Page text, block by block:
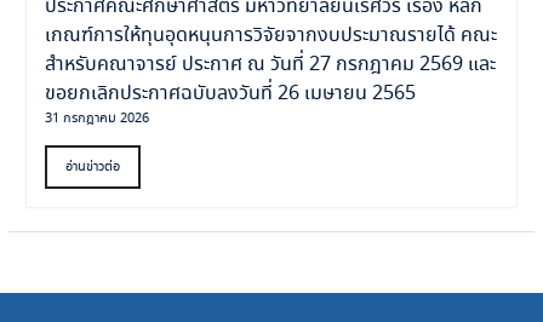
ประกาศคณะศึกษาศาสตร์ มหาวิทยาลัยนเรศวร เรื่อง หลัก
เกณฑ์การให้ทุนอุดหนุนการวิจัยจากงบประมาณรายได้ คณะ
สำหรับคณาจารย์ ประกาศ ณ วันที่ 27 กรกฎาคม 2569 และ
ขอยกเลิกประกาศฉบับลงวันที่ 26 เมษายน 2565
31 กรกฎาคม 2026
อ่านข่าวต่อ